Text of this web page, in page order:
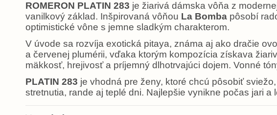
ROMERON PLATIN 283 je žiarivá dámska vôňa z
vanilkový základ. Inšpirovaná vôňou La Bomba pôsobí
optimistické vône s jemne sladkým charakterom.
V úvode sa rozvíja exotická pitaya, známa aj ako dračie
a červenej plumérii, vďaka ktorým kompozícia získava
mäkkosť, hrejivosť a príjemný dlhotrvajúci dojem. Vonné
PLATIN 283 je vhodná pre ženy, ktoré chcú pôsobiť
stretnutia, rande aj teplé dni. Najlepšie vynikne počas jari